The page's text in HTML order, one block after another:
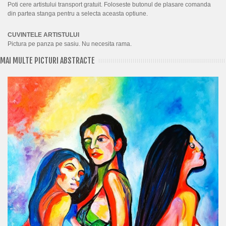
Poti cere artistului transport gratuit. Foloseste butonul de plasare comanda
din partea stanga pentru a selecta aceasta optiune.
CUVINTELE ARTISTULUI
Pictura pe panza pe sasiu. Nu necesita rama.
MAI MULTE PICTURI ABSTRACTE